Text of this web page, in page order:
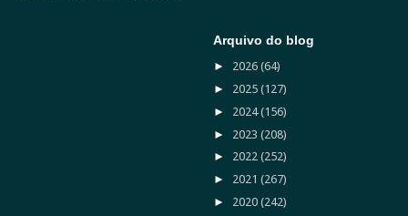
Arquivo do blog
► 2026 (64)
► 2025 (127)
► 2024(156)
► 2023 (208)
► 2022 (252)
► 2021 (267)
► 2020 (242)